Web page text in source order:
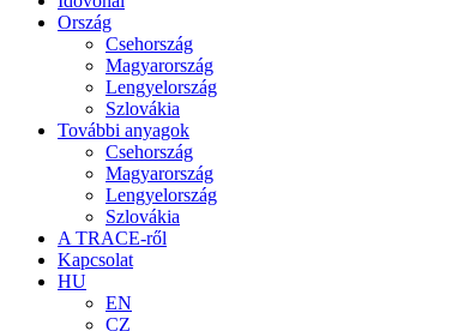
Ország
Csehország
Magyarország
Lengyelország
Szlovákia
További anyagok
Csehország
Magyarország
Lengyelország
Szlovákia
A TRACE-ről
Kapcsolat
HU
EN
CZ